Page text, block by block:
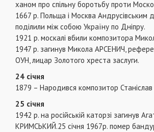
ханом про спільну боротьбу проти
1667 р. Польща і Москва Андрусівським
поділили між собою Україну по Дніпру.
1921 р. москалі вбили композитора
1947 р. загинув Микола АРСЕНИЧ,
ОУН, лицар Золотого хреста заслуги.
24 січня
1879 – Народився композитор
25 січня
1942 р. на російській каторзі загинув
КРИМСЬКИЙ.25 січня 1967р. помер